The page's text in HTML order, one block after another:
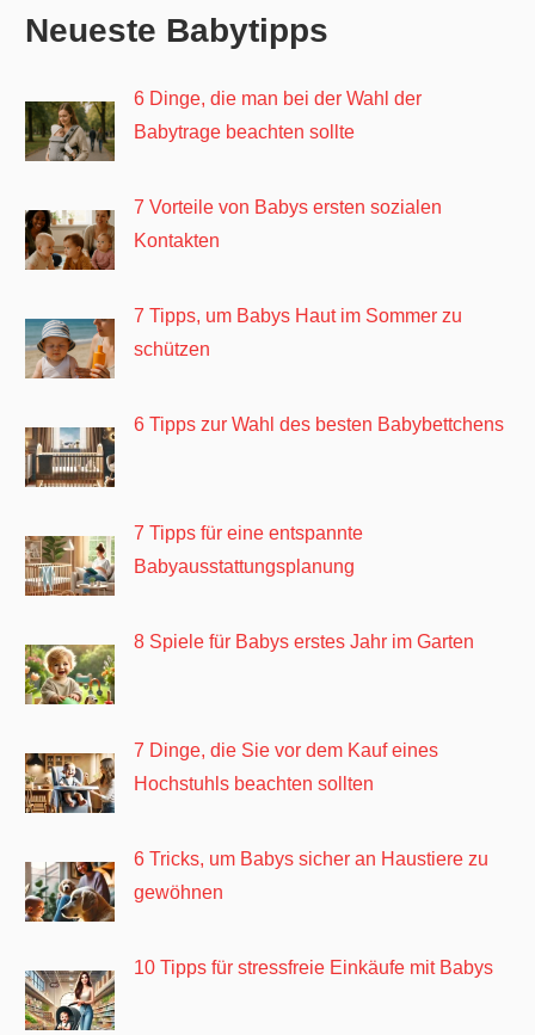
Neueste Babytipps
6 Dinge, die man bei der Wahl der
Babytrage beachten sollte
7 Vorteile von Babys ersten sozialen
Kontakten
7 Tipps, um Babys Haut im Sommer zu
schützen
6 Tipps zur Wahl des besten Babybettchens
7 Tipps für eine entspannte
Babyausstattungsplanung
8 Spiele für Babys erstes Jahr im Garten
7 Dinge, die Sie vor dem Kauf eines
Hochstuhls beachten sollten
6 Tricks, um Babys sicher an Haustiere zu
gewöhnen
10 Tipps für stressfreie Einkäufe mit Babys